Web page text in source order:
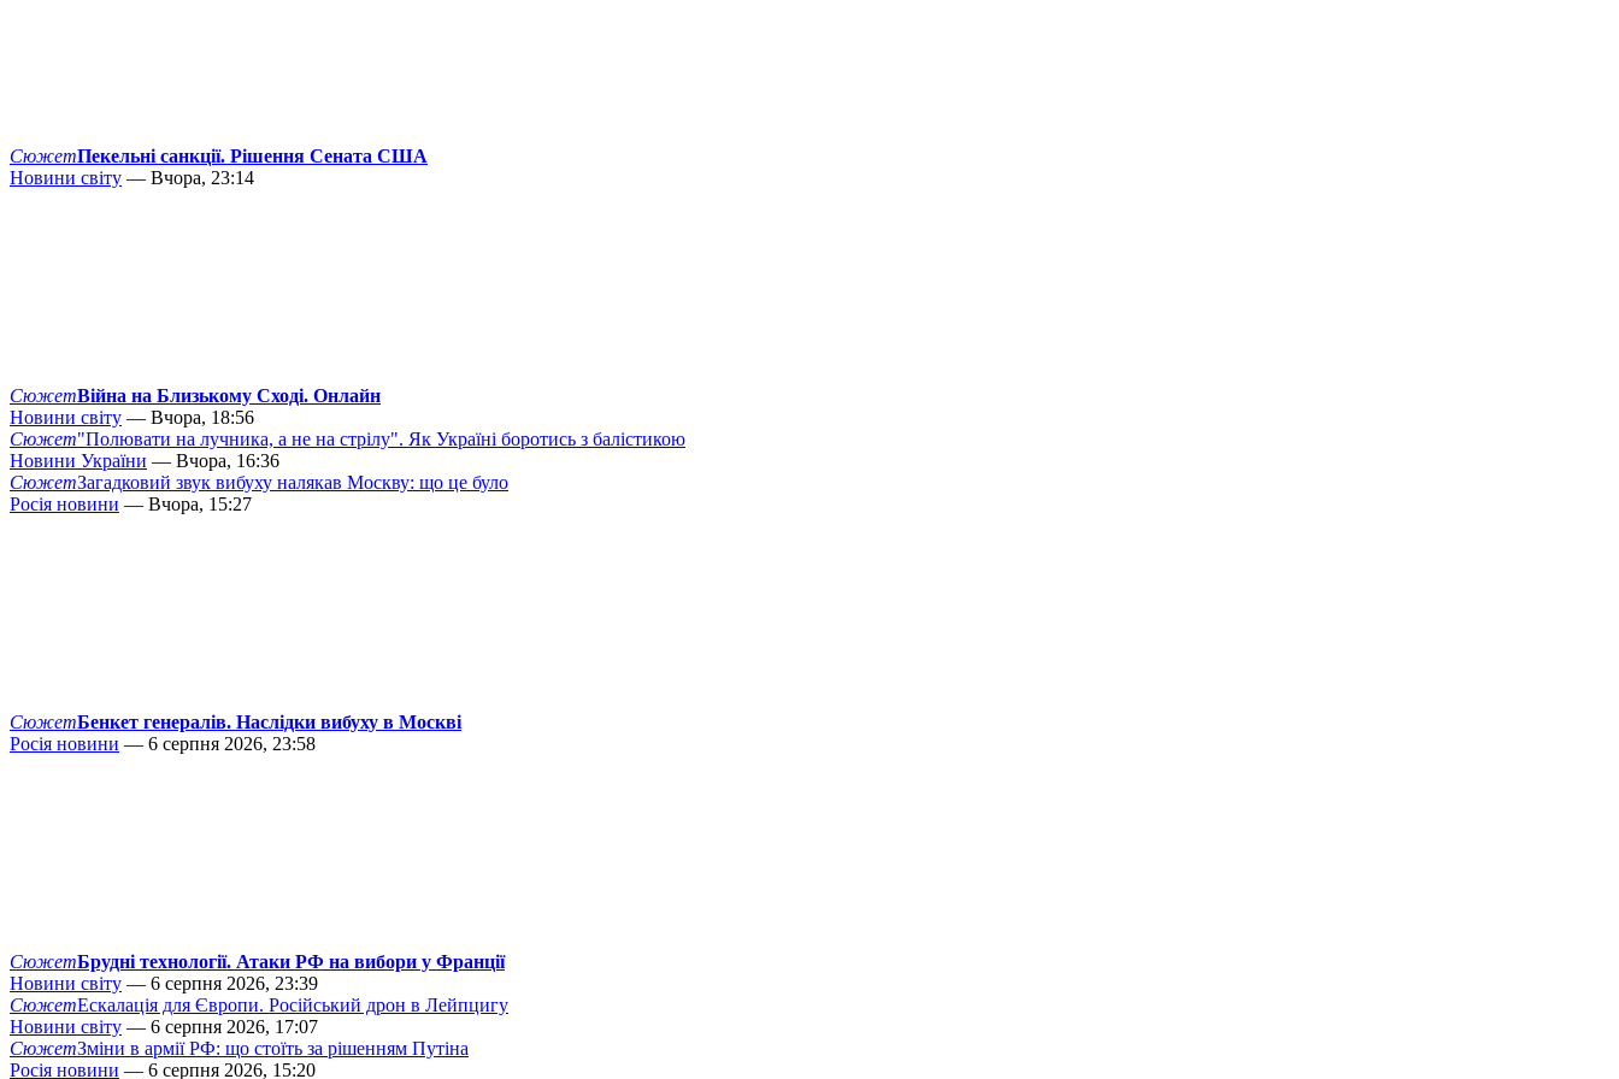
СюжетПекельні санкції. Рішення Сената США
Новини світу — Вчора, 23:14
СюжетВійна на Близькому Сході. Онлайн
Новини світу — Вчора, 18:56
Сюжет"Полювати на лучника, а не на стрілу". Як Україні боротись з балістикою
Новини України — Вчора, 16:36
СюжетЗагадковий звук вибуху налякав Москву: що це було
Росія новини — Вчора, 15:27
СюжетБенкет генералів. Наслідки вибуху в Москві
Росія новини — 6 серпня 2026, 23:58
СюжетБрудні технології. Атаки РФ на вибори у Франції
Новини світу — 6 серпня 2026, 23:39
СюжетЕскалація для Європи. Російський дрон в Лейпцигу
Новини світу — 6 серпня 2026, 17:07
СюжетЗміни в армії РФ: що стоїть за рішенням Путіна
Росія новини — 6 серпня 2026, 15:20